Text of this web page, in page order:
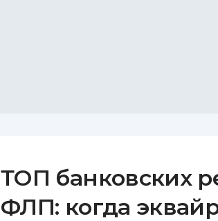
ТОП банковских
ФЛП: когда